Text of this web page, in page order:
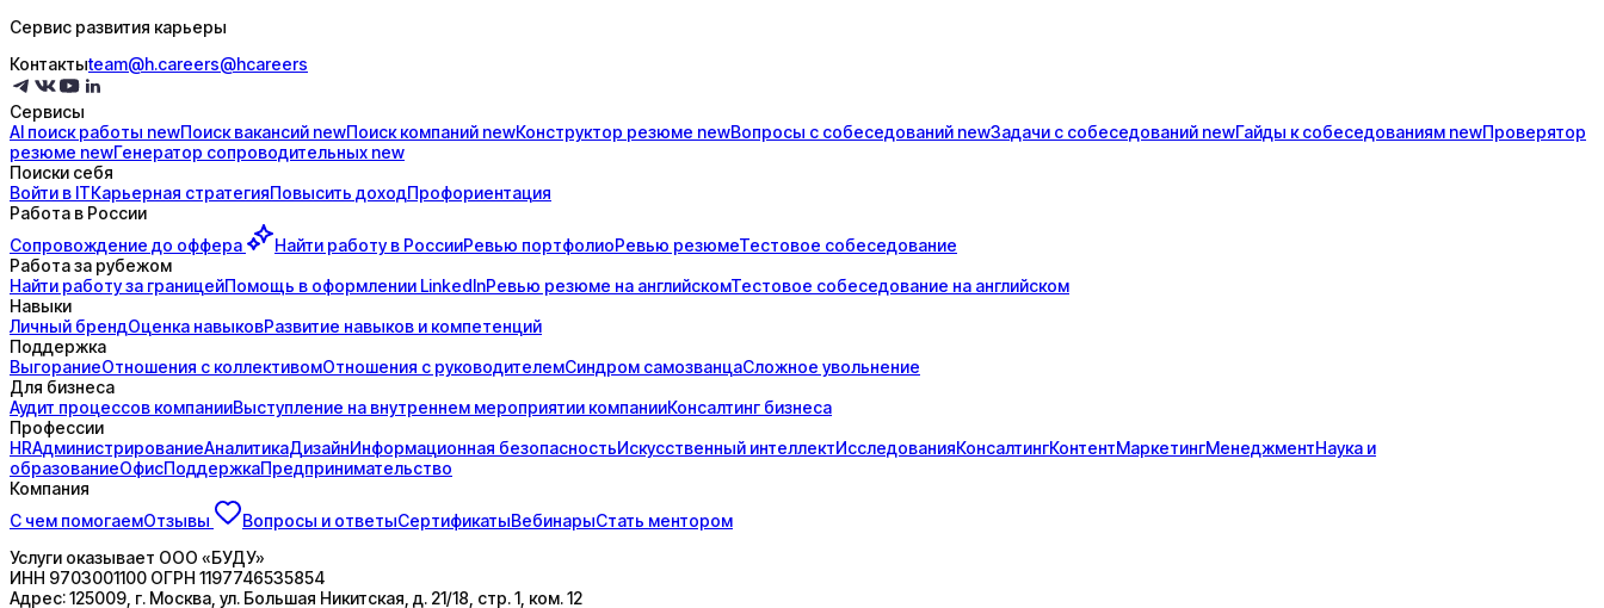
Сервис развития карьеры
Контактыteam@h.careers@hcareers
Сервисы
AI поискработы newПоисквакансий newПоисккомпаний newКонструктор резюме newВопросы с собеседований newЗадачи с собеседований newГайды ксобеседованиям newПроверятор
резюме newГенератор сопроводительных new
Поиски себя
Войти в ITКарьерная стратегияПовысить доходПрофориентация
Работа в России
Сопровождение до оффера Найти работу в РоссииРевью портфолиоРевью резюмеТестовое собеседование
Работа за рубежом
Найти работу за границейПомощь в оформлении LinkedInРевью резюме на английскомТестовое собеседование на английском
Навыки
Личный брендОценка навыковРазвитие навыков и компетенций
Поддержка
ВыгораниеОтношения с коллективомОтношения с руководителемСиндром самозванцаСложное увольнение
Для бизнеса
Аудит процессов компанииВыступление на внутреннем мероприятии компанииКонсалтинг бизнеса
Профессии
HRАдминистрированиеАналитикаДизайнИнформационная безопасностьИскусственный интеллектИсследованияКонсалтингКонтентМаркетингМенеджментНаука и
образованиеОфисПоддержкаПредпринимательство
Компания
С чем помогаемОтзывы Вопросы и ответыСертификатыВебинарыСтать ментором
Услуги оказывает ООО «БУДУ»
ИНН 9703001100 ОГРН 1197746535854
Адрес:125009, г. Москва, ул. Большая Никитская, д. 21/18, стр. 1, ком. 12